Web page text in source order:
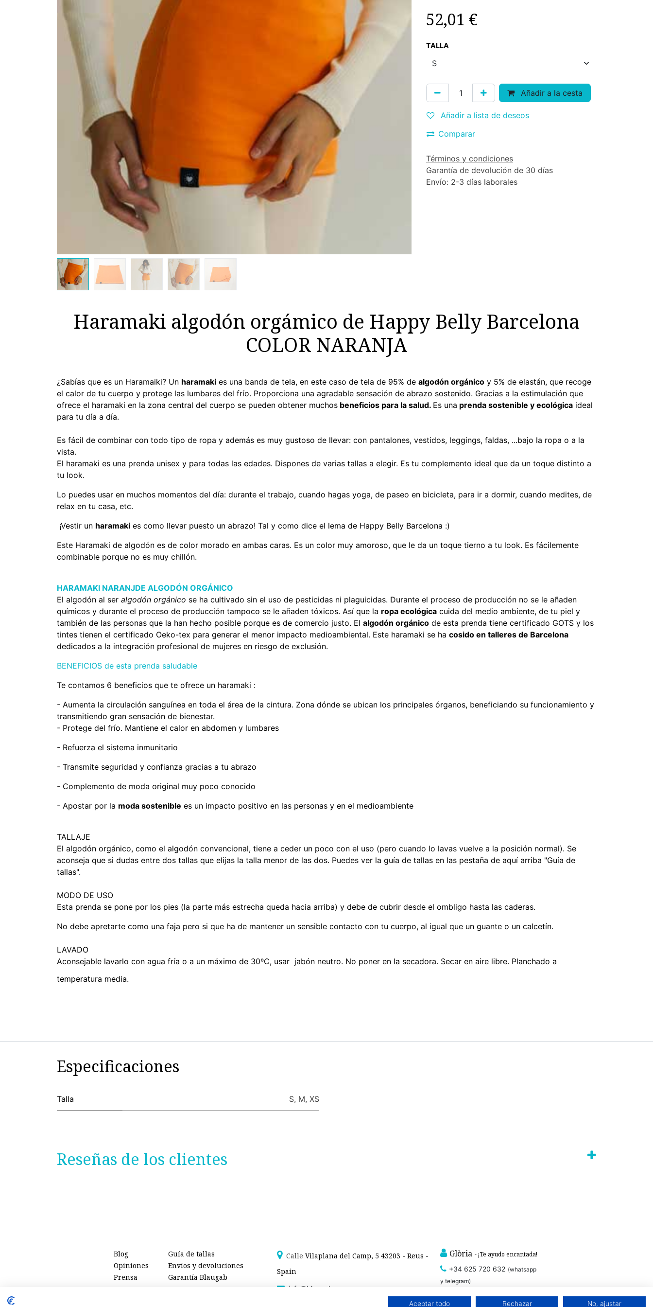
52,01 €
TALLA
Añadir a la cesta
Añadir a lista de deseos
Comparar
Términos y condiciones
Garantía de devolución de 30 días
Envío: 2-3 días laborales
Haramaki algodón orgámico de Happy Belly Barcelona
COLOR NARANJA
¿Sabías que es un Haramaiki? Un haramaki es una banda de tela, en este caso de tela de 95% de algodón orgánico y 5% de elastán, que recoge
el calor de tu cuerpo y protege las lumbares del frío. Proporciona una agradable sensación de abrazo sostenido. Gracias a la estimulación que
ofrece el haramaki en la zona central del cuerpo se pueden obtener muchos beneficios para la salud. Es una prenda sostenible y ecológica ideal
para tu día a día.
Es fácil de combinar con todo tipo de ropa y además es muy gustoso de llevar: con pantalones, vestidos, leggings, faldas, ...bajo la ropa o a la
vista.
El haramaki es una prenda unisex y para todas las edades. Dispones de varias tallas a elegir. Es tu complemento ideal que da un toque distinto a
tu look.
Lo puedes usar en muchos momentos del día: durante el trabajo, cuando hagas yoga, de paseo en bicicleta, para ir a dormir, cuando medites, de
relax en tu casa, etc.
¡Vestir un haramaki es como llevar puesto un abrazo! Tal y como dice el lema de Happy Belly Barcelona :)
Este Haramaki de algodón es de color morado en ambas caras. Es un color muy amoroso, que le da un toque tierno a tu look. Es fácilemente
combinable porque no es muy chillón.
HARAMAKI NARANJDE ALGODÓN ORGÁNICO
El algodón al ser algodón orgánico se ha cultivado sin el uso de pesticidas ni plaguicidas. Durante el proceso de producción no se le añaden
químicos y durante el proceso de producción tampoco se le añaden tóxicos. Así que la ropa ecológica cuida del medio ambiente, de tu piel y
también de las personas que la han hecho posible porque es de comercio justo. El algodón orgánico de esta prenda tiene certificado GOTS y los
tintes tienen el certificado Oeko-tex para generar el menor impacto medioambiental. Este haramaki se ha cosido en talleres de Barcelona
dedicados a la integración profesional de mujeres en riesgo de exclusión.
BENEFICIOS de esta prenda saludable
Te contamos 6 beneficios que te ofrece un haramaki :
- Aumenta la circulación sanguínea en toda el área de la cintura. Zona dónde se ubican los principales órganos, beneficiando su funcionamiento y
transmitiendo gran sensación de bienestar.
- Protege del frío. Mantiene el calor en abdomen y lumbares
- Refuerza el sistema inmunitario
- Transmite seguridad y confianza gracias a tu abrazo
- Complemento de moda original muy poco conocido
- Apostar por la moda sostenible es un impacto positivo en las personas y en el medioambiente
TALLAJE
El algodón orgánico, como el algodón convencional, tiene a ceder un poco con el uso (pero cuando lo lavas vuelve a la posición normal). Se
aconseja que si dudas entre dos tallas que elijas la talla menor de las dos. Puedes ver la guía de tallas en las pestaña de aquí arriba "Guía de
tallas".
MODO DE USO
Esta prenda se pone por los pies (la parte más estrecha queda hacia arriba) y debe de cubrir desde el ombligo hasta las caderas.
No debe apretarte como una faja pero si que ha de mantener un sensible contacto con tu cuerpo, al igual que un guante o un calcetín.
LAVADO
Aconsejable lavarlo con agua fría o a un máximo de 30ºC, usar jabón neutro. No poner en la secadora. Secar en aire libre. Planchado a
temperatura media.
Especificaciones
Talla S, M, XS
Reseñas de los clientes
Guía de tallas
Envíos y devoluciones
Garantía Blaugab
Blog
Opiniones
Prensa
Calle Vilaplana del Camp, 5 43203 - Reus -
Spain
info@blaugab.com
Glòria - ¡Te ayudo encantada!
+34 625 720 632 (whatsapp
y telegram)
Condiciones de venta -Aceptar todo Rechazar No, ajustar